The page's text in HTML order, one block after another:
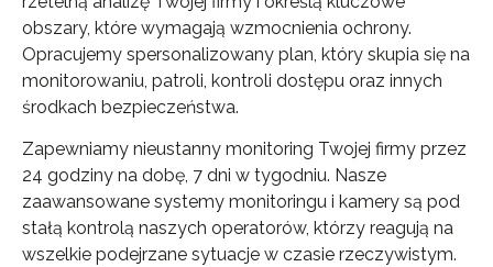
obszary, które wymagają wzmocnienia ochrony.
Opracujemy spersonalizowany plan, który skupia się na
monitorowaniu, patroli, kontroli dostępu oraz innych
środkach bezpieczeństwa.
Zapewniamy nieustanny monitoring Twojej firmy przez
24 godziny na dobę, 7 dni w tygodniu. Nasze
zaawansowane systemy monitoringu i kamery są pod
stałą kontrolą naszych operatorów, którzy reagują na
wszelkie podejrzane sytuacje w czasie rzeczywistym.